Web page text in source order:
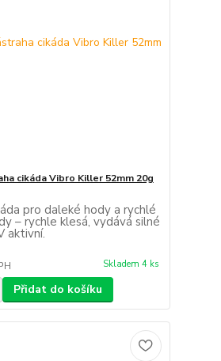
cikáda Vibro Killer 52mm 20g
pro daleké hody a rychlé
– rychle klesá, vydává silné
aktivní.
Skladem 4 ks
Přidat do košíku